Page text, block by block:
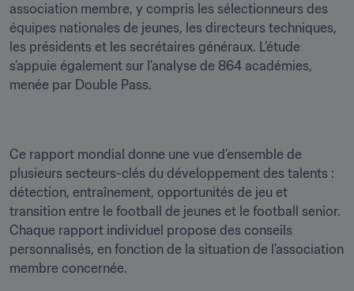
association membre, y compris les sélectionneurs des
équipes nationales de jeunes, les directeurs techniques,
les présidents et les secrétaires généraux. L’étude
s’appuie également sur l’analyse de 864 académies,
menée par Double Pass.
Ce rapport mondial donne une vue d’ensemble de
plusieurs secteurs-clés du développement des talents :
détection, entraînement, opportunités de jeu et
transition entre le football de jeunes et le football senior.
Chaque rapport individuel propose des conseils
personnalisés, en fonction de la situation de l’association
membre concernée.